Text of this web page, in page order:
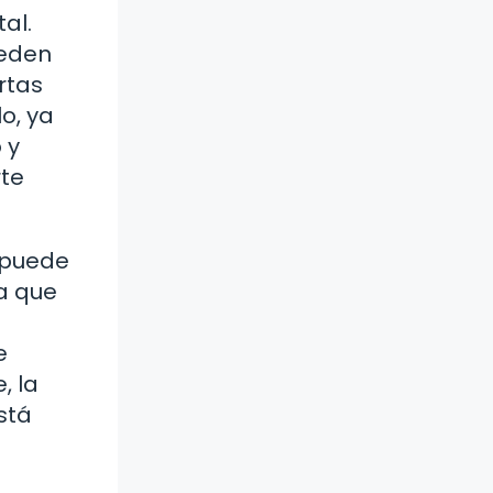
ya
y
que
la